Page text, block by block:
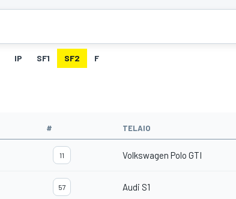
IP SF1 SF2 F
# TELAIO
11 Volkswagen Polo GTI
57 Audi S1